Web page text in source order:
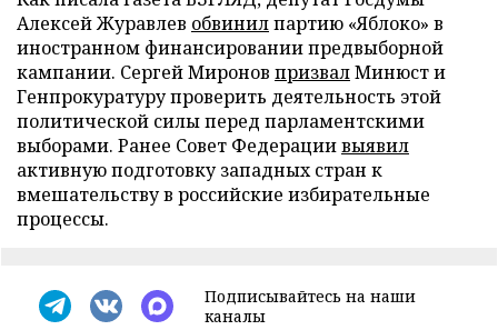
Алексей Журавлев обвинилпартию «Яблоко» в
иностранном финансировании предвыборной
кампании. Сергей Миронов призвалМинюст и
Генпрокуратуру проверить деятельность этой
политической силы перед парламентскими
выборами. Ранее Совет Федерациивыявил
активную подготовку западных стран к
вмешательству в российские избирательные
процессы.
Подписывайтесь на наши
каналы